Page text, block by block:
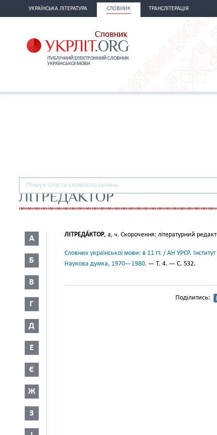
УКРАЇНСЬКА ЛІТЕРАТУРА СЛОВНИК ТРАНСЛІТЕРАЦІЯ
ЛІТРЕДАКТОР
А
Б
В
Г
Д
Е
Є
Ж
З
ЛІТРЕДА́КТОР, а, ч. Скорочення: літературний
Словник української мови: в 11 тт. / АН УРСР.
Наукова думка, 1970—1980. — Т. 4. — С. 532.
Поділитись: